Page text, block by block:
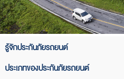
รู้จักประกันภัยรถยนต์
การประกันภัยรถยนต์ เป็นการทำประกัน
ประเภทของประกันภัยรถยนต์